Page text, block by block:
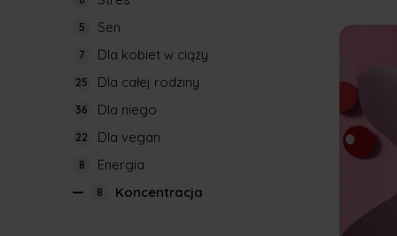
Sen
5
Dla kobiet w ciąży
7
Dla całej rodziny
25
Dla niego
36
Dla vegan
22
Energia
8
Koncentracja
8
Możliwą
Twój